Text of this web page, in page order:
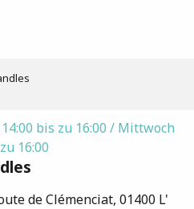
bis zu 16:00 / Mittwoch
16:00
de Clémenciat, 01400 L'